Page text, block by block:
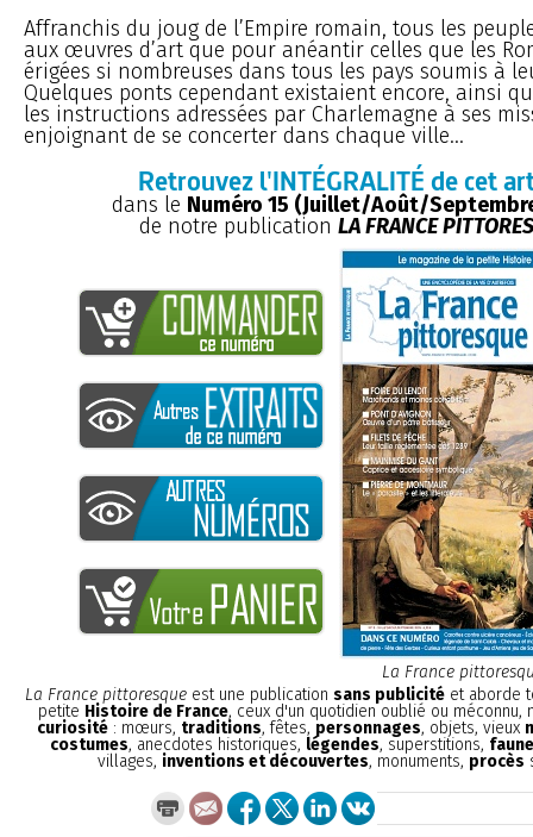
Affranchis du joug de l’Empire romain, tous les
aux œuvres d’art que pour anéantir celles que les
érigées si nombreuses dans tous les pays soumis à
Quelques ponts cependant existaient encore, ainsi
les instructions adressées par Charlemagne à ses
enjoignant de se concerter dans chaque ville...
Retrouvez l'INTÉGRALITÉ de cet
dans le Numéro 15 (Juillet/Août/
de notre publication LA FRANCE
La France
La France pittoresque est une publication sans publicité et aborde
petite Histoire de France, ceux d'un quotidien oublié ou méconnu,
curiosité : mœurs, traditions, fêtes, personnages, objets, vieux
costumes, anecdotes historiques, légendes, superstitions,
villages, inventions et découvertes, monuments, procès